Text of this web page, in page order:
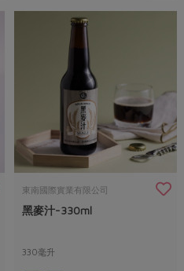
東南國際實業有限公司
黑麥汁-330ml
330毫升